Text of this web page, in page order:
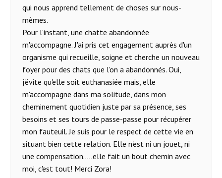
qui nous apprend tellement de choses sur nous-
mêmes.
Pour l'instant, une chatte abandonnée
m'accompagne. J'ai pris cet engagement auprès d'un
organisme qui recueille, soigne et cherche un nouveau
foyer pour des chats que l'on a abandonnés. Oui,
j'évite qu'elle soit euthanasiée mais, elle
m'accompagne dans ma solitude, dans mon
cheminement quotidien juste par sa présence, ses
besoins et ses tours de passe-passe pour récupérer
mon fauteuil. Je suis pour le respect de cette vie en
situant bien cette relation. Elle n'est ni un jouet, ni
une compensation.....elle fait un bout chemin avec
moi, c'est tout! Merci Zora!